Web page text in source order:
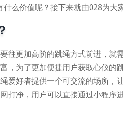
么价值呢？接下来就由028为大
更加高阶的跳绳方式前进，就
为了更加便捷用户获取心仪的
好者提供一个可交流的场所，
净，用户可以直接通过小程序